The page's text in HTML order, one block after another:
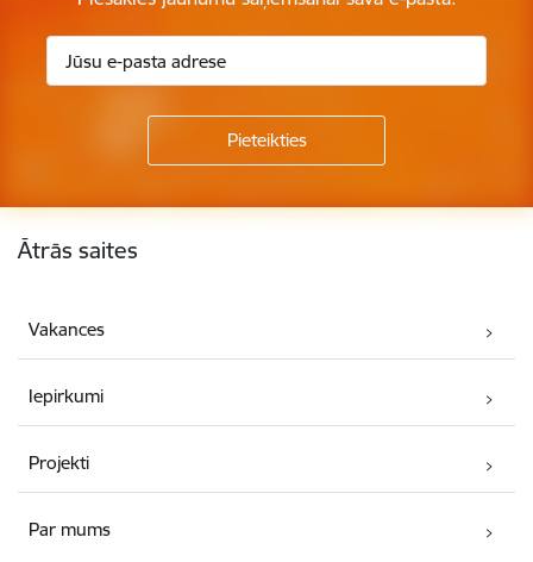
Kājene
Ātrās saites
Vakances
Iepirkumi
Projekti
Par mums